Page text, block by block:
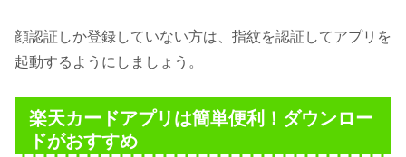
顔認証しか登録していない方は、指紋を認証してアプリを
起動するようにしましょう。
楽天カードアプリは簡単便利！ダウンロー
ドがおすすめ